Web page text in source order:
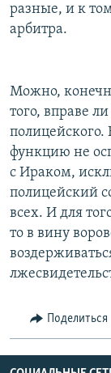
разные, и к
арбитра.
Можно,
того, вправе
полицейского.
функцию не
с Ираком,
полицейский
всех. И для
то в вину
Поделиться